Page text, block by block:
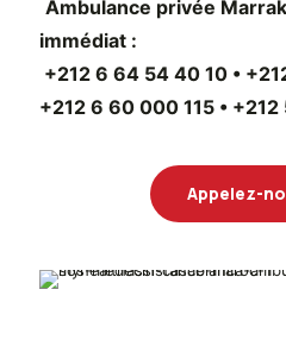
Ambulance privée
immédiat :
+212 6 64 54 40 10 •
+212 6 60 000 115 •
Appelez-